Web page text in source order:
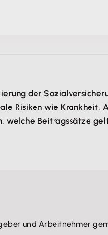
der
Risiken wie
Beitragssätze
und Arbeitnehmer